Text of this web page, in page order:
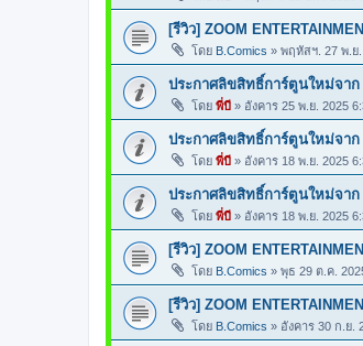
[รีวิว] ZOOM
โดย B.Comics » พฤหัสฯ. 27 พ.ย.
ประกาศลิขสิทธิ์การ์ตูนใหม่จาก
โดย พี่บี » อังคาร 25 พ.ย. 2025
ประกาศลิขสิทธิ์การ์ตูนใหม่จาก
โดย พี่บี » อังคาร 18 พ.ย. 2025
ประกาศลิขสิทธิ์การ์ตูนใหม่จาก
โดย พี่บี » อังคาร 18 พ.ย. 2025
[รีวิว] ZOOM
โดย B.Comics » พุธ 29 ต.ค.
[รีวิว] ZOOM
โดย B.Comics » อังคาร 30 ก.ย.